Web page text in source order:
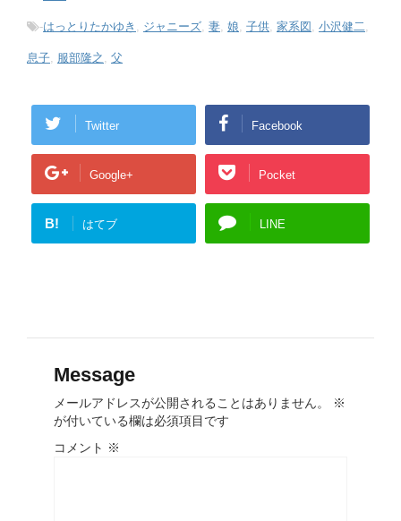
-はっとりたかゆき ジャニーズ 妻 娘 子供 家系図 小沢健二
息子 服部隆之 父
Twitter Facebook
Google+ Pocket
B! はてブ LINE
Message
メールアドレスが公開されることはありません。
※
が付いている欄は必須項目です
コメント ※